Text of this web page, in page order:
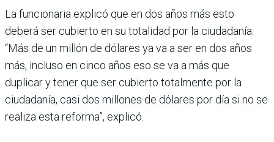
La funcionaria explicó que en dos años más esto
deberá ser cubierto en su totalidad por la ciudadanía.
“Más de un millón de dólares ya va a ser en dos años
más, incluso en cinco años eso se va a más que
duplicar y tener que ser cubierto totalmente por la
ciuda­danía, casi dos millones de dólares por día si no se
realiza esta reforma”, explicó.